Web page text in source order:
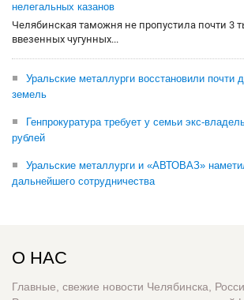
нелегальных казанов
Челябинская таможня не пропустила почти 3
ввезенных чугунных...
Уральские металлурги восстановили почти
земель
Генпрокуратура требует у семьи экс-
рублей
Уральские металлурги и «АВТОВАЗ»
дальнейшего сотрудничества
О НАС
Главные, свежие новости Челябинска,